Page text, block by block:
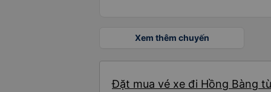
Xem thêm chuyến
Đặt mua vé xe đi Hồng Bàng